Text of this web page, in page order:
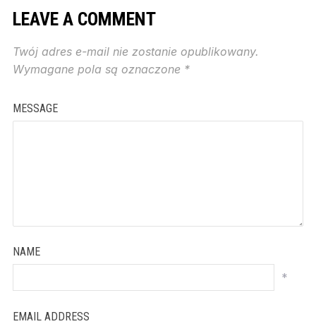
LEAVE A COMMENT
Twój adres e-mail nie zostanie opublikowany.
Wymagane pola są oznaczone *
MESSAGE
NAME
*
EMAIL ADDRESS